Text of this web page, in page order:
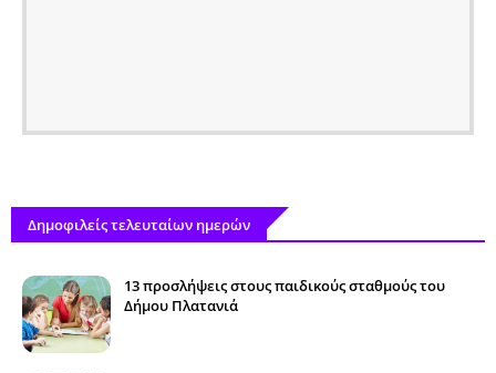
Δημοφιλείς τελευταίων ημερών
13 προσλήψεις στους παιδικούς σταθμούς του
Δήμου Πλατανιά